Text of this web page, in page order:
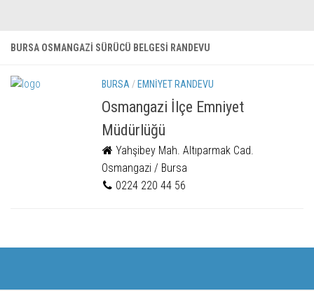
BURSA OSMANGAZI SÜRÜCÜ BELGESI RANDEVU
BURSA / EMNIYET RANDEVU
Osmangazi İlçe Emniyet
Müdürlüğü
Yahşibey Mah. Altıparmak Cad.
Osmangazi / Bursa
0224 220 44 56